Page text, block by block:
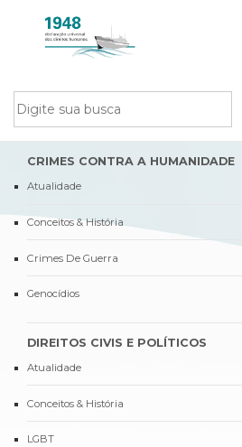
CRIMES CONTRA A HUMANIDADE
Atualidade
Conceitos & História
Crimes De Guerra
Genocídios
DIREITOS CIVIS E POLÍTICOS
Atualidade
Conceitos & História
LGBT